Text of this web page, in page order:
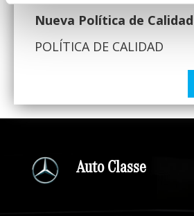
Nueva Política de Calidad
POLÍTICA DE CALIDAD
Auto Classe